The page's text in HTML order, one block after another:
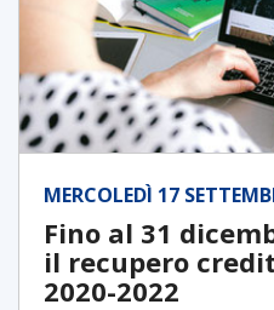
MERCOLEDÌ 17
Fino al 31
il recupero
2020-2022